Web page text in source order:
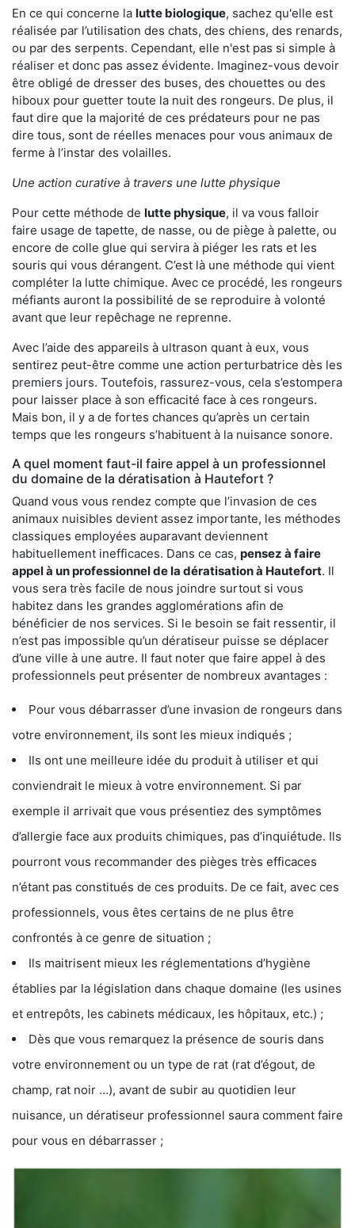
En ce qui concerne la lutte biologique, sachez qu'elle est
réalisée par l’utilisation des chats, des chiens, des renards,
ou par des serpents. Cependant, elle n'est pas si simple à
réaliser et donc pas assez évidente. Imaginez-vous devoir
être obligé de dresser des buses, des chouettes ou des
hiboux pour guetter toute la nuit des rongeurs. De plus, il
faut dire que la majorité de ces prédateurs pour ne pas
dire tous, sont de réelles menaces pour vous animaux de
ferme à l’instar des volailles.
Une action curative à travers une lutte physique
Pour cette méthode de lutte physique, il va vous falloir
faire usage de tapette, de nasse, ou de piège à palette, ou
encore de colle glue qui servira à piéger les rats et les
souris qui vous dérangent. C’est là une méthode qui vient
compléter la lutte chimique. Avec ce procédé, les rongeurs
méfiants auront la possibilité de se reproduire à volonté
avant que leur repêchage ne reprenne.
Avec l’aide des appareils à ultrason quant à eux, vous
sentirez peut-être comme une action perturbatrice dès les
premiers jours. Toutefois, rassurez-vous, cela s’estompera
pour laisser place à son efficacité face à ces rongeurs.
Mais bon, il y a de fortes chances qu’après un certain
temps que les rongeurs s’habituent à la nuisance sonore.
A quel moment faut-il faire appel à un professionnel
du domaine de la dératisation à Hautefort ?
Quand vous vous rendez compte que l’invasion de ces
animaux nuisibles devient assez importante, les méthodes
classiques employées auparavant deviennent
habituellement inefficaces. Dans ce cas, pensez à faire
appel à un professionnel de la dératisation à Hautefort. Il
vous sera très facile de nous joindre surtout si vous
habitez dans les grandes agglomérations afin de
bénéficier de nos services. Si le besoin se fait ressentir, il
n’est pas impossible qu’un dératiseur puisse se déplacer
d’une ville à une autre. Il faut noter que faire appel à des
professionnels peut présenter de nombreux avantages :
Pour vous débarrasser d’une invasion de rongeurs dans
votre environnement, ils sont les mieux indiqués ;
Ils ont une meilleure idée du produit à utiliser et qui
conviendrait le mieux à votre environnement. Si par
exemple il arrivait que vous présentiez des symptômes
d’allergie face aux produits chimiques, pas d’inquiétude. Ils
pourront vous recommander des pièges très efficaces
n’étant pas constitués de ces produits. De ce fait, avec ces
professionnels, vous êtes certains de ne plus être
confrontés à ce genre de situation ;
Ils maitrisent mieux les réglementations d’hygiène
établies par la législation dans chaque domaine (les usines
et entrepôts, les cabinets médicaux, les hôpitaux, etc.) ;
Dès que vous remarquez la présence de souris dans
votre environnement ou un type de rat (rat d’égout, de
champ, rat noir …), avant de subir au quotidien leur
nuisance, un dératiseur professionnel saura comment faire
pour vous en débarrasser ;